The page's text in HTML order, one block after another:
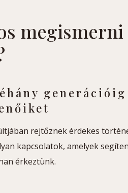
megismerni
generációig
rejtőznek érdekes
kapcsolatok, amelyek
érkeztünk.